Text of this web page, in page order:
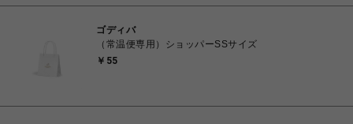
ゴディバ
（常温便専用）ショッパーSSサイズ
￥55